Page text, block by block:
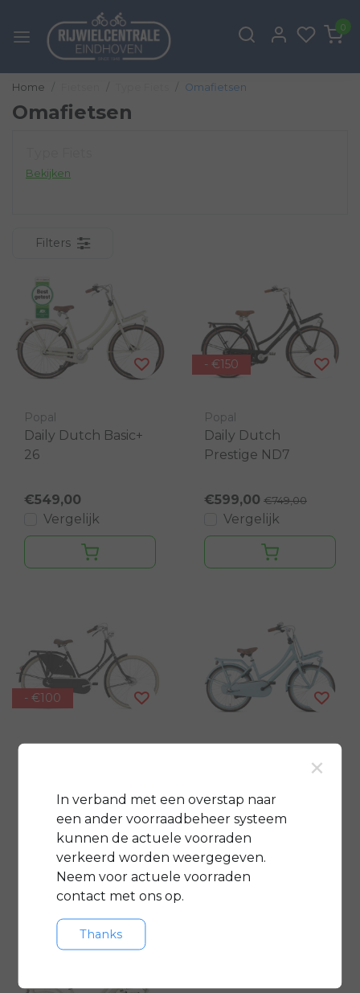
0
Home Omafietsen
Omafietsen
Bekijken
Filters
Popal
Daily Dutch Basic+
26
€549,00
Vergelijk
- €150
Popal
Daily Dutch
Prestige ND7
€599,00 €749,00
Vergelijk
- €100
€699,00 €799,00
Vergelijk
Daily Dutch Basic+
€529,00
Vergelijk
×
In verband met een overstap naar
een ander voorraadbeheer systeem
kunnen de actuele voorraden
verkeerd worden weergegeven.
Neem voor actuele voorraden
contact met ons op.
Thanks